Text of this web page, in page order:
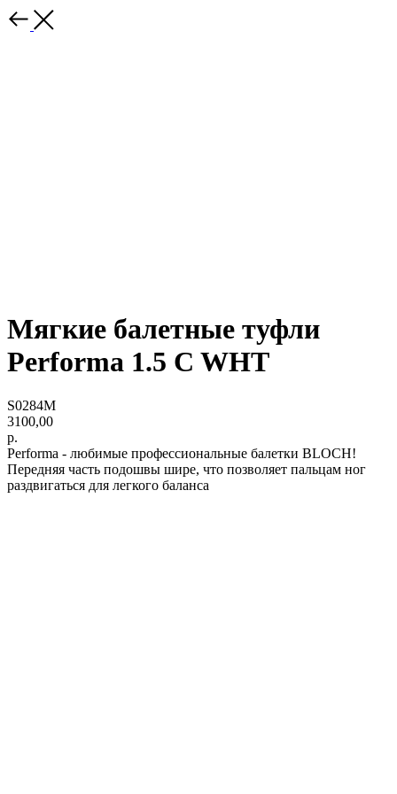
Мягкие балетные туфли
Performa 1.5 C WHT
S0284M
3100,00
р.
Performa - любимые профессиональные балетки BLOCH!
Передняя часть подошвы шире, что позволяет пальцам ног
раздвигаться для легкого баланса